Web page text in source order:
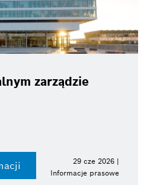
zarządzie
29 cze 2026 |
Informacje prasowe